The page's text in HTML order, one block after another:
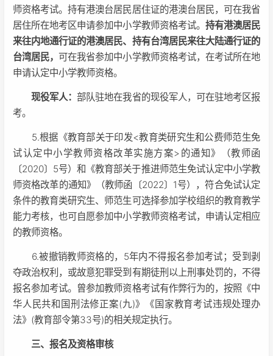
师资格考试。持有港澳台居民居住证的港澳台居民，可在我省
居住所在地考区申请参加中小学教师资格考试。 持有港澳居民
来往内地通行证的港澳居民、持有台湾居民来往大陆通行证的
台湾居民，可在我省参加中小学教师资格考试，在考试所在地
申请认定中小学教师资格。
现役军人：部队驻地在我省的现役军人，可在驻地考区报
考。
5.根据《教育部关于印发<教育类研究生和公费师范生免
试认定中小学教师资格改革实施方案>的通知》（教师函
〔2020〕5号）和《教育部关于推进师范生免试认定中小学教
师资格改革的通知》（教师函〔2022〕1号），符合免试认定
条件的教育类研究生、师范生可选择参加学校组织的教育教学
能力考核，也可自愿参加中小学教师资格考试，申请认定相应
的教师资格。
6.被撤销教师资格的，5年内不得报名参加考试；受到剥
夺政治权利，或故意犯罪受到有期徒刑以上刑事处罚的，不得
报名参加考试。曾参加教师资格考试有作弊行为的，按照《中
华人民共和国刑法修正案(九)》《国家教育考试违规处理办
法》(教育部令第33号)的相关规定执行。
三、报名及资格审核